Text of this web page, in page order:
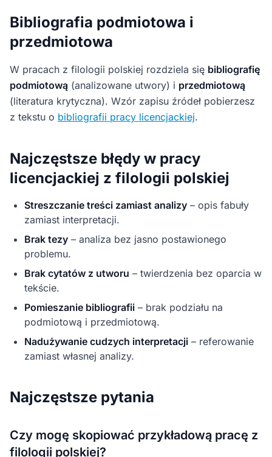
Bibliografia podmiotowa i
przedmiotowa
W pracach z filologii polskiej rozdziela się bibliografię
podmiotową (analizowane utwory) i przedmiotową
(literatura krytyczna). Wzór zapisu źródeł pobierzesz
z tekstu o bibliografii pracy licencjackiej.
Najczęstsze błędy w pracy
licencjackiej z filologii polskiej
Streszczanie treści zamiast analizy – opis fabuły
zamiast interpretacji.
Brak tezy – analiza bez jasno postawionego
problemu.
Brak cytatów z utworu – twierdzenia bez oparcia w
tekście.
Pomieszanie bibliografii – brak podziału na
podmiotową i przedmiotową.
Nadużywanie cudzych interpretacji – referowanie
zamiast własnej analizy.
Najczęstsze pytania
Czy mogę skopiować przykładową pracę z
filologii polskiej?